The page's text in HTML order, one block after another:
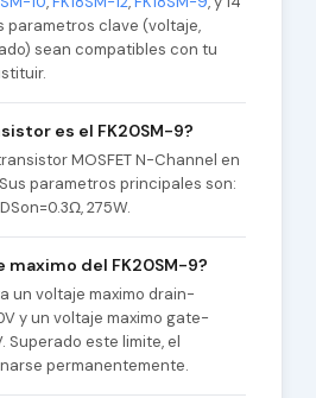
parametros clave (voltaje,
sean compatibles con tu
es el FK20SM-9?
MOSFET N-Channel en
parametros principales son:
275W.
maximo del FK20SM-9?
un voltaje maximo drain-
y un voltaje maximo gate-
Superado este limite, el
permanentemente.